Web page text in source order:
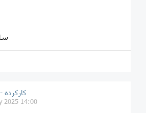
Karkarde - کارکرده
2025 14:00